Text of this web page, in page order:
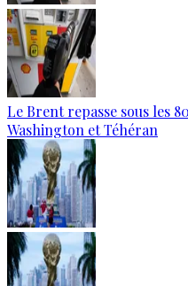
Le Brent repasse sous les
Washington et Téhéran